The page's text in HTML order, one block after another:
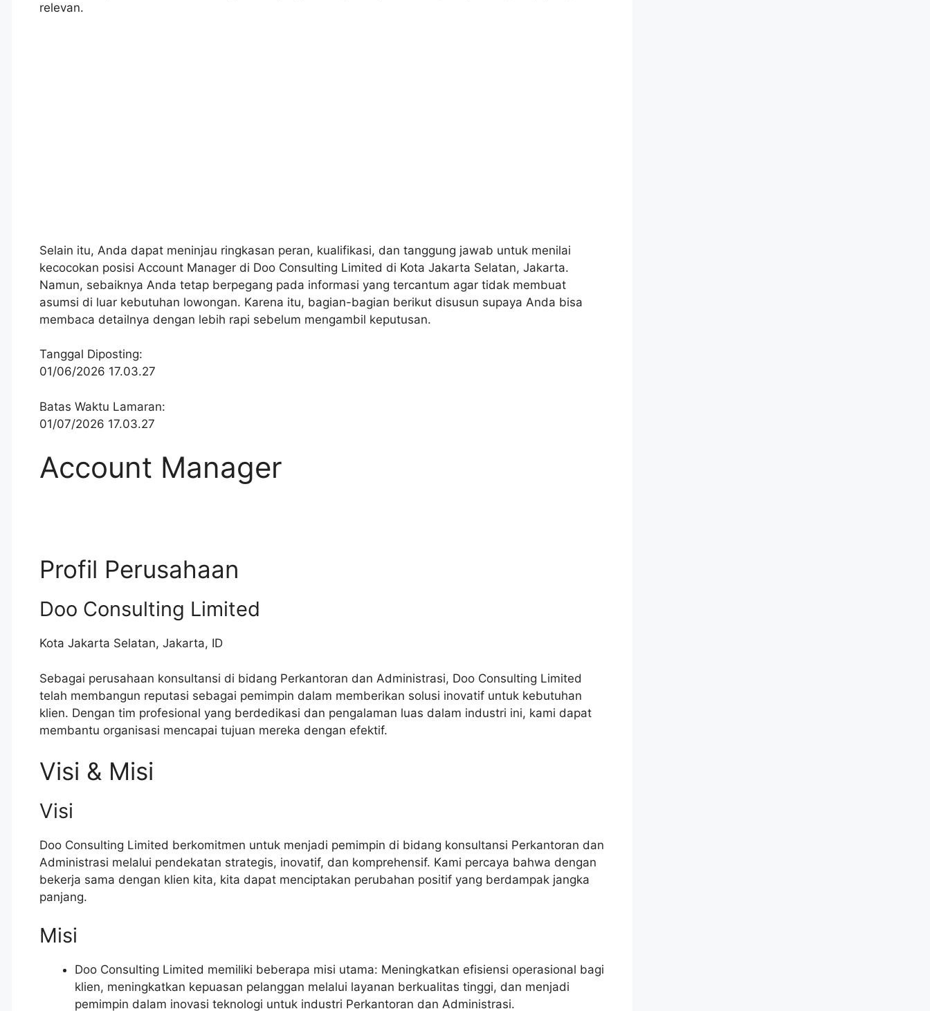
relevan.
Selain itu, Anda dapat meninjau ringkasan peran, kualifikasi, dan tanggung jawab untuk menilai
kecocokan posisi Account Manager di Doo Consulting Limited di Kota Jakarta Selatan, Jakarta.
Namun, sebaiknya Anda tetap berpegang pada informasi yang tercantum agar tidak membuat
asumsi di luar kebutuhan lowongan. Karena itu, bagian-bagian berikut disusun supaya Anda bisa
membaca detailnya dengan lebih rapi sebelum mengambil keputusan.
Tanggal Diposting:
01/06/2026 17.03.27
Batas Waktu Lamaran:
01/07/2026 17.03.27
Account Manager
Profil Perusahaan
Doo Consulting Limited
Kota Jakarta Selatan, Jakarta, ID
Sebagai perusahaan konsultansi di bidang Perkantoran dan Administrasi, Doo Consulting Limited
telah membangun reputasi sebagai pemimpin dalam memberikan solusi inovatif untuk kebutuhan
klien. Dengan tim profesional yang berdedikasi dan pengalaman luas dalam industri ini, kami dapat
membantu organisasi mencapai tujuan mereka dengan efektif.
Visi & Misi
Visi
Doo Consulting Limited berkomitmen untuk menjadi pemimpin di bidang konsultansi Perkantoran dan
Administrasi melalui pendekatan strategis, inovatif, dan komprehensif. Kami percaya bahwa dengan
bekerja sama dengan klien kita, kita dapat menciptakan perubahan positif yang berdampak jangka
panjang.
Misi
Doo Consulting Limited memiliki beberapa misi utama: Meningkatkan efisiensi operasional bagi
klien, meningkatkan kepuasan pelanggan melalui layanan berkualitas tinggi, dan menjadi
pemimpin dalam inovasi teknologi untuk industri Perkantoran dan Administrasi.